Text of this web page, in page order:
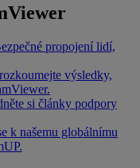
propojení lidí,
výsledky,
si články podpory
k našemu globálnímu